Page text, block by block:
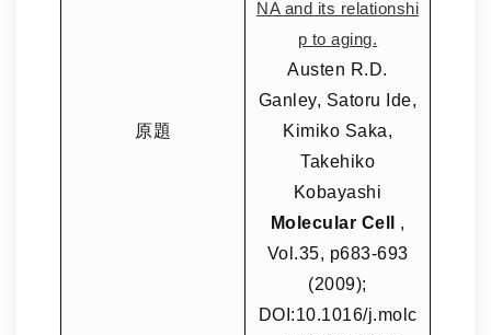
原題
NA and its relationshi
p to aging.
Austen R.D.
Ganley, Satoru Ide,
Kimiko Saka,
Takehiko
Kobayashi
Molecular Cell
,
Vol.35, p683-693
(2009);
DOI:10.1016/j.molc